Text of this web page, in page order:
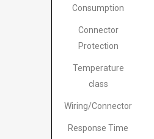
Consumption
Connector
Protection
Temperature
class
Wiring/Connector
Response Time